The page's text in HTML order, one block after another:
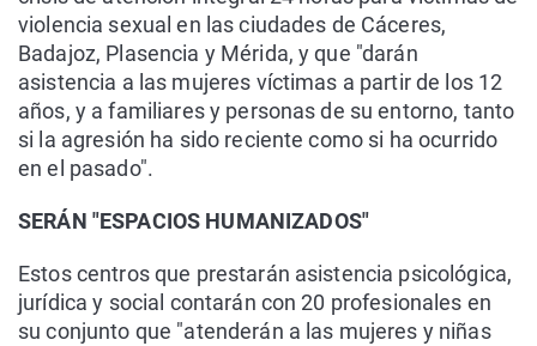
violencia sexual en las ciudades de Cáceres,
Badajoz, Plasencia y Mérida, y que "darán
asistencia a las mujeres víctimas a partir de los 12
años, y a familiares y personas de su entorno, tanto
si la agresión ha sido reciente como si ha ocurrido
en el pasado".
SERÁN "ESPACIOS HUMANIZADOS"
Estos centros que prestarán asistencia psicológica,
jurídica y social contarán con 20 profesionales en
su conjunto que "atenderán a las mujeres y niñas